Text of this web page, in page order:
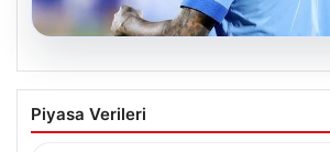
Neymar’ın maç sonrası
yaşadığı anlar!
Piyasa Verileri